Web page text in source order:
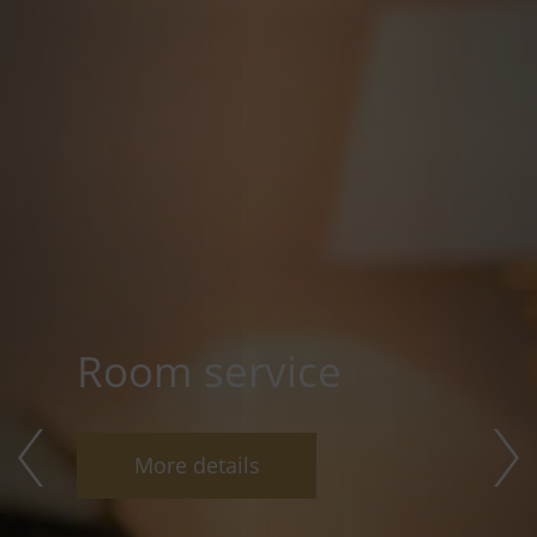
Room service
More details